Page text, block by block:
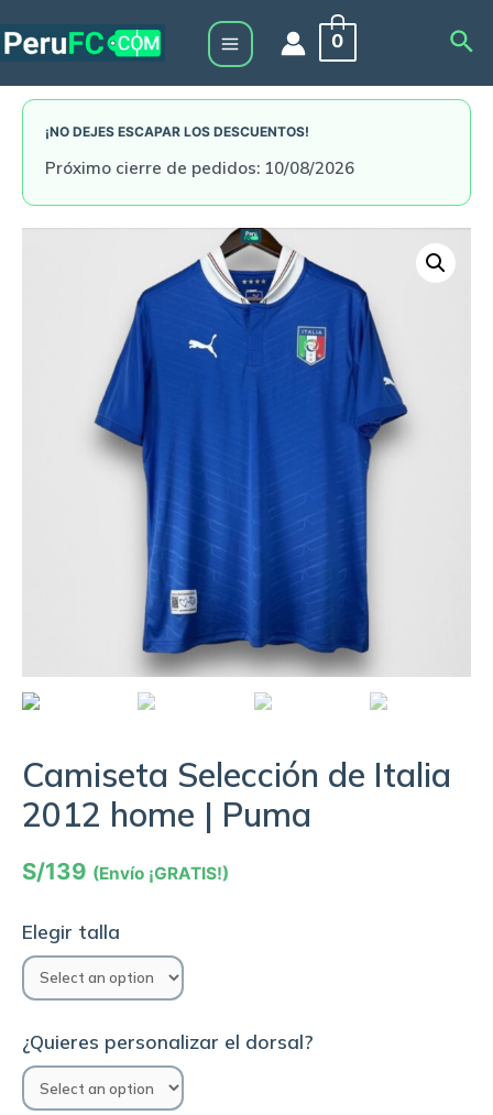
to
Main
Menu
0
¡NO DEJES ESCAPAR LOS DESCUENTOS!
Próximo cierre de pedidos: 10/08/2026
Camiseta Selección de Italia
2012 home | Puma
S/139 (Envío ¡GRATIS!)
Elegir talla
¿Quieres personalizar el dorsal?